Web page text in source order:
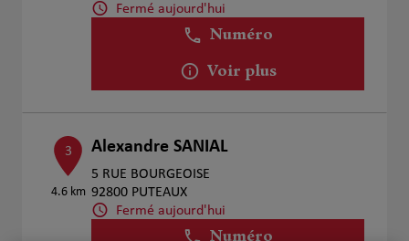
Fermé aujourd'hui
Numéro
Voir plus
3
4.6 km
Alexandre SANIAL
5 RUE BOURGEOISE
92800 PUTEAUX
Fermé aujourd'hui
Numéro